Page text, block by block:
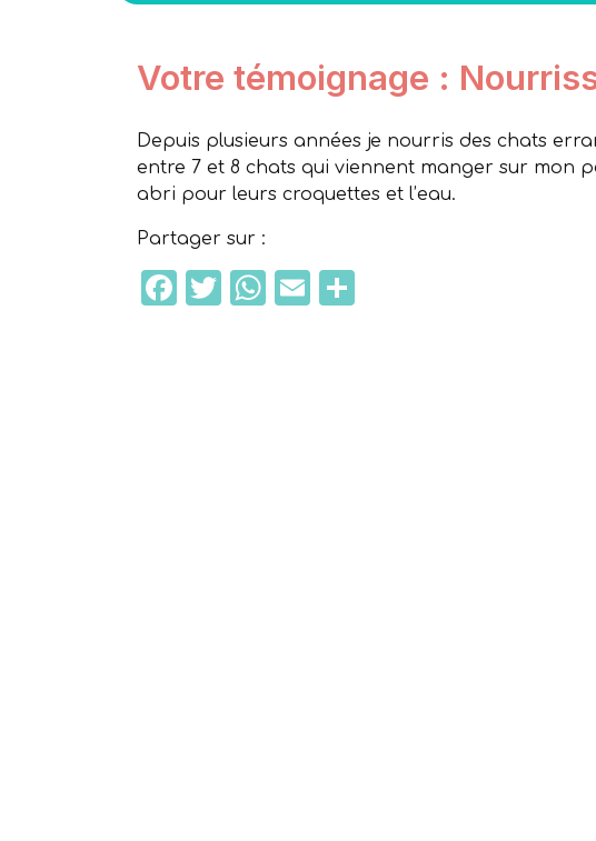
Votre témoignage :
Depuis plusieurs années je nourris des chats
entre 7 et 8 chats qui viennent manger sur mon
abri pour leurs croquettes et l’eau.
Partager sur :
Facebook
Twitter
WhatsApp
Email